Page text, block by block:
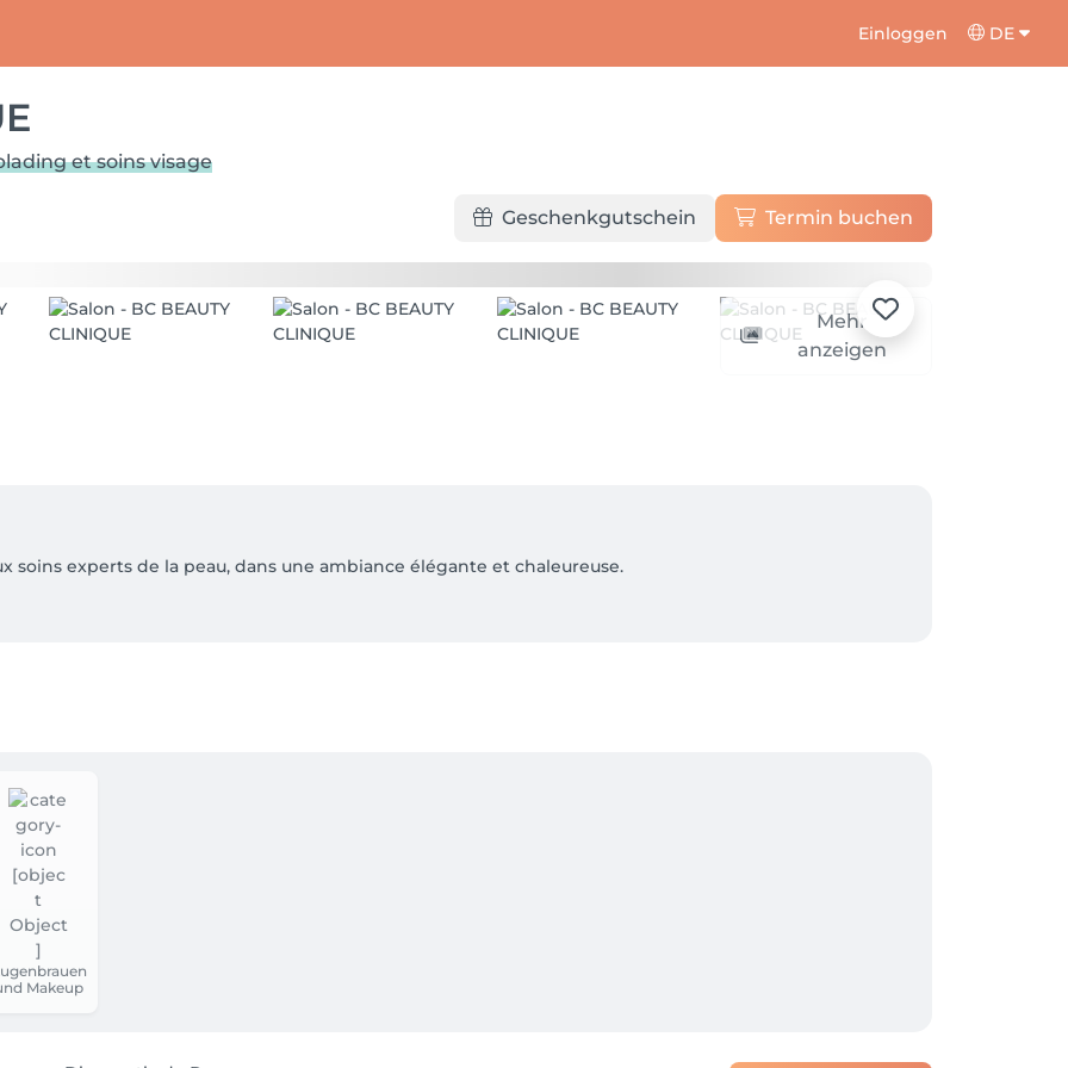
Einloggen DE
et soins visage
Geschenkgutschein Termin buchen
Mehr
anzeigen
soins experts de la peau, dans une ambiance élégante et chaleureuse.
doit être effectuée au minimum 48h à l’avance.
accueillir ✨
Makeup